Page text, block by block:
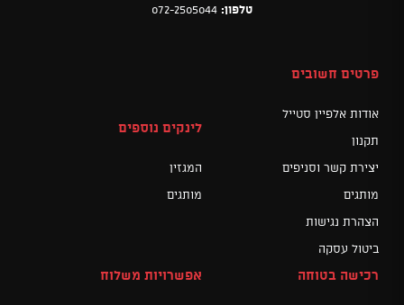
טלפון: 072-2505044
פרטים חשובים
אודות אלפיין סטייל
תקנון
יצירת קשר וסניפים
מותגים
הצהרת נגישות
ביטול עסקה
לינקים נוספים
המגזין
מותגים
רכישה בטוחה אפשרויות משלוח